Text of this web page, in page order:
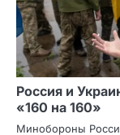
Россия и
«160 на 160»
Минобороны